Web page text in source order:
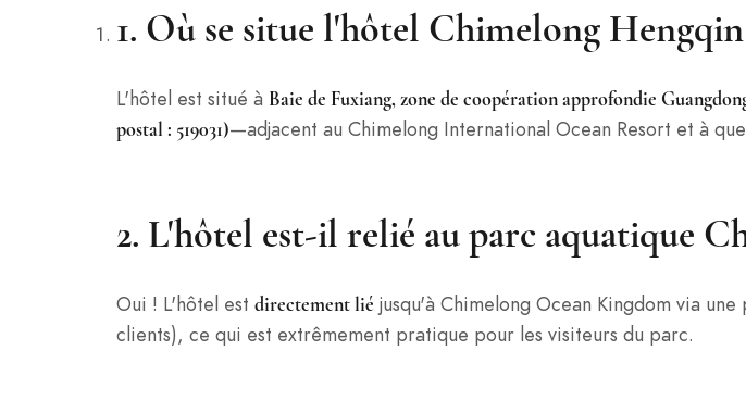
1. Où se situe l'hôtel Chimelong Hengqin
L'hôtel est situé à Baie de Fuxiang, zone de coopération approfondie
postal : 519031)—adjacent au Chimelong International Ocean Resort et à
2. L'hôtel est-il relié au parc aquatique
Oui ! L'hôtel est directement lié jusqu'à Chimelong Ocean Kingdom via
clients), ce qui est extrêmement pratique pour les visiteurs du parc.